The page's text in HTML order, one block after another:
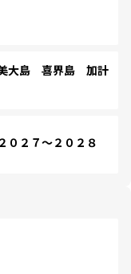
大島 喜界島 加計
２７～２０２８